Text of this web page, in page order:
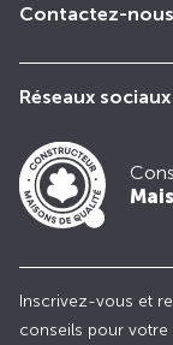
Contactez-nous
Réseaux sociaux
Inscrivez-vous et
conseils pour